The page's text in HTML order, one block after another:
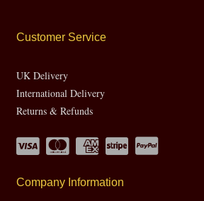
Customer Service
UK Delivery
International Delivery
Returns & Refunds
Company Information